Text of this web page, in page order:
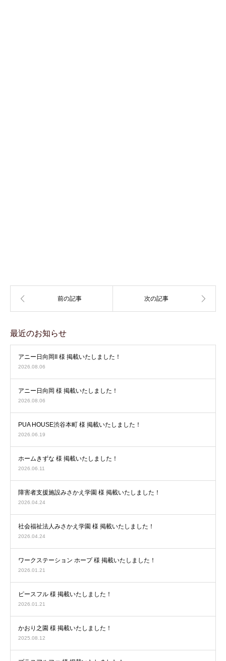
最近のお知らせ
アニー日向岡II 様 掲載いたしました！
2026.08.06
アニー日向岡 様 掲載いたしました！
2026.08.06
PUA HOUSE渋谷本町 様 掲載いたしました！
2026.06.19
ホームきずな 様 掲載いたしました！
2026.06.11
障害者支援施設みさかえ学園 様 掲載いたしました！
2026.04.24
社会福祉法人みさかえ学園 様 掲載いたしました！
2026.04.24
ワークステーション ホープ 様 掲載いたしました！
2026.01.21
ピースフル 様 掲載いたしました！
2026.01.21
かおり之園 様 掲載いたしました！
2025.08.12